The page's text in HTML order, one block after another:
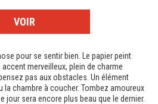
VOIR
pour se sentir bien. Le papier peint
merveilleux, plein de charme
pas aux obstacles. Un élément
chambre à coucher. Tombez amoureux
jour sera encore plus beau que le dernier.